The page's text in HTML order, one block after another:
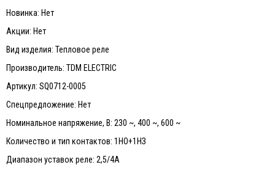
Новинка: Нет
Акции: Нет
Вид изделия: Тепловое реле
Производитель: TDM ELECTRIC
Артикул: SQ0712-0005
Спецпредложение: Нет
Номинальное напряжение, В: 230 ~, 400 ~, 600 ~
Количество и тип контактов: 1НО+1НЗ
Диапазон уставок реле: 2,5/4А